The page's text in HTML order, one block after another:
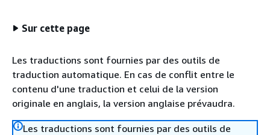
Sur cette page
Les traductions sont fournies par des outils de
traduction automatique. En cas de conflit entre le
contenu d'une traduction et celui de la version
originale en anglais, la version anglaise prévaudra.
Les traductions sont fournies par des outils de